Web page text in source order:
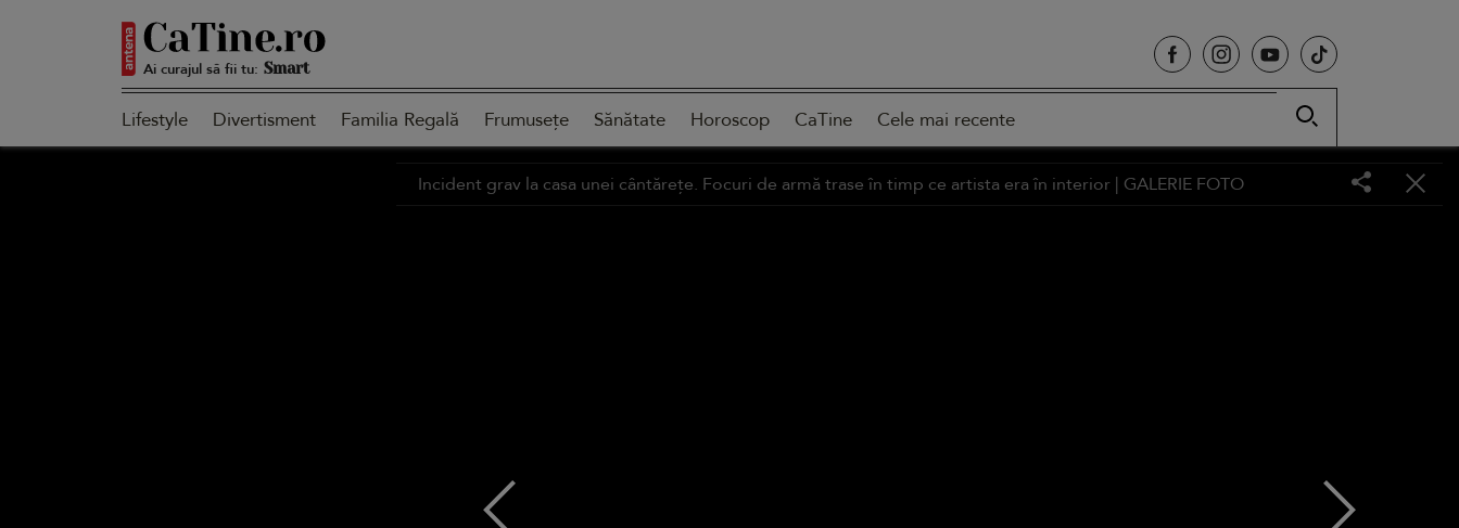
Ai curajul să fii tu:
Autentică
Smart
Lifestyle Divertisment Familia Regală Frumusețe Sănătate Horoscop CaTine Cele mai recente
Incident grav la casa unei cântărețe. Focuri de armă trase în timp ce artista era în interior | GALERIE FOTO